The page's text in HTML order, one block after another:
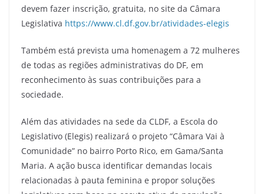
devem fazer inscrição, gratuita, no site da Câmara
Legislativa https://www.cl.df.gov.br/atividades-elegis
Também está prevista uma homenagem a 72 mulheres
de todas as regiões administrativas do DF, em
reconhecimento às suas contribuições para a
sociedade.
Além das atividades na sede da CLDF, a Escola do
Legislativo (Elegis) realizará o projeto “Câmara Vai à
Comunidade” no bairro Porto Rico, em Gama/Santa
Maria. A ação busca identificar demandas locais
relacionadas à pauta feminina e propor soluções